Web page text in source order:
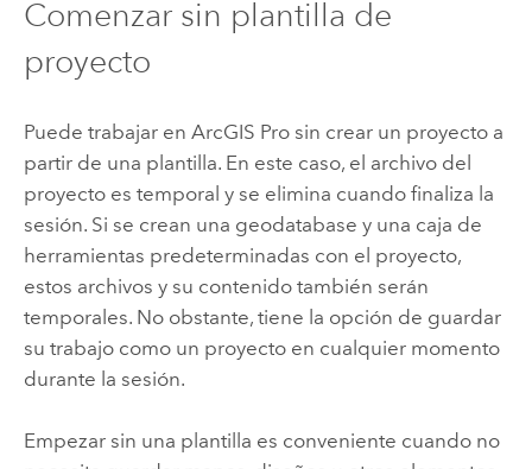
Comenzar sin plantilla de
proyecto
Puede trabajar en ArcGIS Prosin crear un proyecto a
partir de una plantilla. En este caso, el archivo del
proyecto es temporal y se elimina cuando finaliza la
sesión. Si se crean una geodatabase y una caja de
herramientas predeterminadas con el proyecto,
estos archivos y su contenido también serán
temporales. No obstante, tiene la opción de guardar
su trabajo como un proyecto en cualquier momento
durante la sesión.
Empezar sin una plantilla es conveniente cuando no